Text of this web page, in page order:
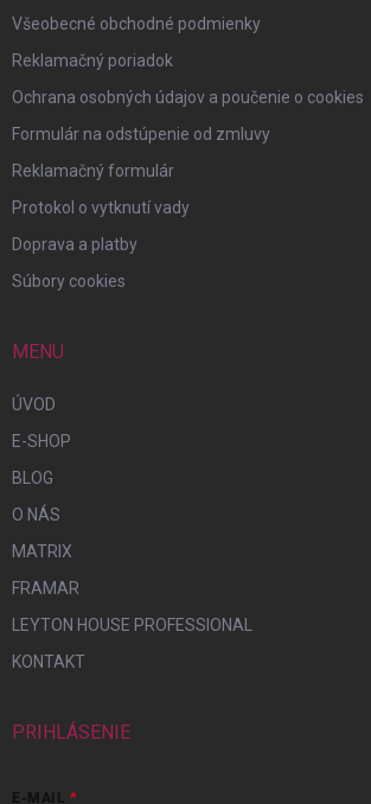
Všeobecné obchodné podmienky
Reklamačný poriadok
Ochrana osobných údajov a poučenie o cookies
Formulár na odstúpenie od zmluvy
Reklamačný formulár
Protokol o vytknutí vady
Doprava a platby
Súbory cookies
MENU
ÚVOD
E-SHOP
BLOG
O NÁS
MATRIX
FRAMAR
LEYTON HOUSE PROFESSIONAL
KONTAKT
PRIHLÁSENIE
E-MAIL